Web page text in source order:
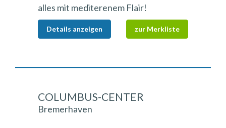
alles mit mediterenem Flair!
Details anzeigen zur Merkliste
COLUMBUS-CENTER
Bremerhaven